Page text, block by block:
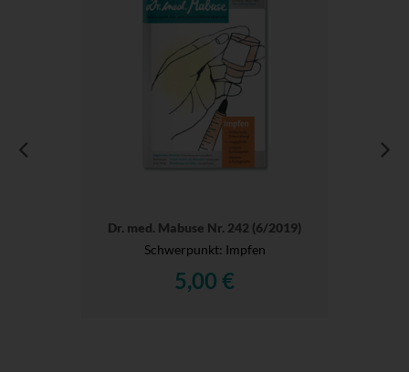
Dr. med. Mabuse Nr. 242 (6/2019)
Schwerpunkt: Impfen
5,00 €